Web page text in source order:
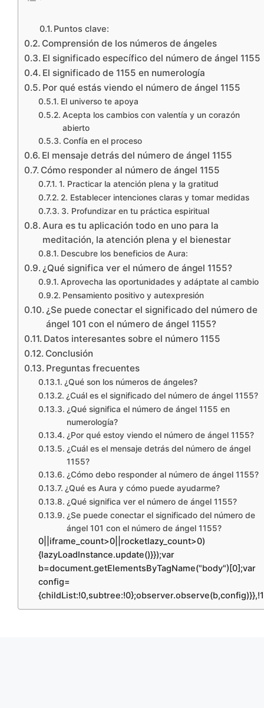
Puntos clave:
Comprensión de los números de ángeles
El significado específico del número de ángel 1155
El significado de 1155 en numerología
Por qué estás viendo el número de ángel 1155
El universo te apoya
Acepta los cambios con valentía y un corazón
abierto
Confía en el proceso
El mensaje detrás del número de ángel 1155
Cómo responder al número de ángel 1155
1. Practicar la atención plena y la gratitud
2. Establecer intenciones claras y tomar medidas
3. Profundizar en tu práctica espiritual
Aura es tu aplicación todo en uno para la
meditación, la atención plena y el bienestar
Descubre los beneficios de Aura:
¿Qué significa ver el número de ángel 1155?
Aprovecha las oportunidades y adáptate al cambio
Pensamiento positivo y autexpresión
¿Se puede conectar el significado del número de
ángel 101 con el número de ángel 1155?
Datos interesantes sobre el número 1155
Conclusión
Preguntas frecuentes
¿Qué son los números de ángeles?
¿Cuál es el significado del número de ángel 1155?
¿Qué significa el número de ángel 1155 en
numerología?
¿Por qué estoy viendo el número de ángel 1155?
¿Cuál es el mensaje detrás del número de ángel
1155?
¿Cómo debo responder al número de ángel 1155?
¿Qué es Aura y cómo puede ayudarme?
¿Qué significa ver el número de ángel 1155?
¿Se puede conectar el significado del número de
ángel 101 con el número de ángel 1155?
0||iframe_count>0||rocketlazy_count>0)
{lazyLoadInstance.update()}});var
b=document.getElementsByTagName("body")[0];var
config=